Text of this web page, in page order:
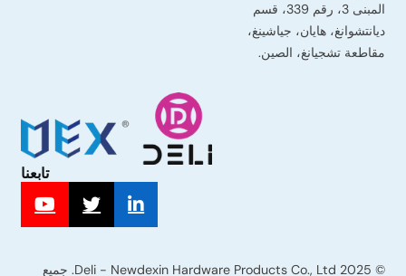
المبنى 3، رقم 339، قسم
ديانتشوانغ، هايان، جياشينغ،
مقاطعة تشجيانغ، الصين.
تابعنا
© 2025 Deli - Newdexin Hardware Products Co., Ltd. جميع